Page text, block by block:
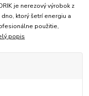
je nerezový výrobok z
ktorý šetrí energiu a
použitie,
popis